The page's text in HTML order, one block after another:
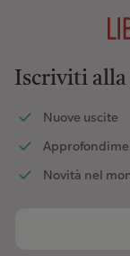
Iscriviti
Nuove uscite
Novità nel